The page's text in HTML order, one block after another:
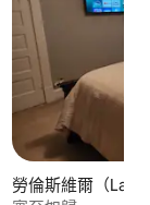
勞倫斯維爾（